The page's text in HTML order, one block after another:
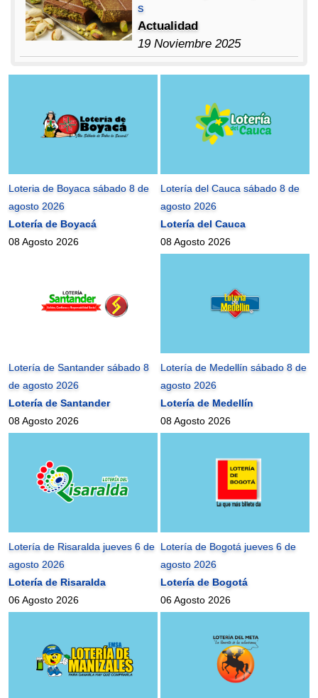
s
Actualidad
19 Noviembre 2025
Loteria de Boyaca sábado 8 de
agosto 2026
Lotería de Boyacá
08 Agosto 2026
Lotería del Cauca sábado 8 de
agosto 2026
Lotería del Cauca
08 Agosto 2026
Lotería de Santander sábado 8
de agosto 2026
Lotería de Santander
08 Agosto 2026
Lotería de Medellín sábado 8 de
agosto 2026
Lotería de Medellín
08 Agosto 2026
Lotería de Risaralda jueves 6 de
agosto 2026
Lotería de Risaralda
06 Agosto 2026
Lotería de Bogotá jueves 6 de
agosto 2026
Lotería de Bogotá
06 Agosto 2026